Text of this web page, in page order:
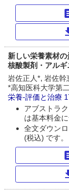
新しい栄養素材
核酸製剤・アルギ
岩佐正人*, 岩佐
*高知医科大学第
栄養-評価と治療
アブストラ
は基本料金に
全文ダウン
(税込) です。